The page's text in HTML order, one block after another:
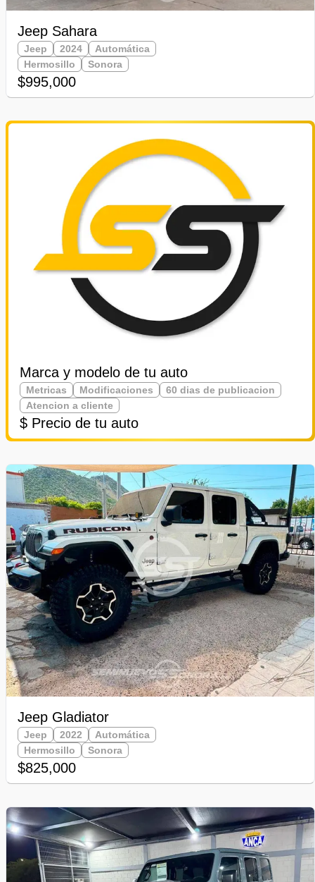
Jeep Sahara
Jeep 2024
Automática
Hermosillo
Sonora
$995,000
Marca y modelo de tu auto
Metricas Modificaciones
60 dias de publicacion
Atencion a cliente
$ Precio de tu auto
Jeep Gladiator
Jeep 2022
Automática
Hermosillo
Sonora
$825,000